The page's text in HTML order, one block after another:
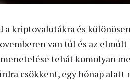
a kriptovalutákra és
van túl és az
tehát komolyan
csökkent, egy hónap